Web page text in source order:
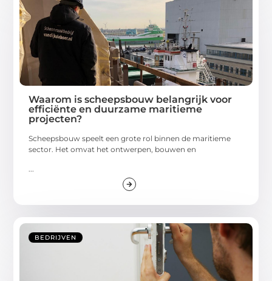
Waarom is scheepsbouw belangrijk voor
efficiënte en duurzame maritieme
projecten?
Scheepsbouw speelt een grote rol binnen de maritieme
sector. Het omvat het ontwerpen, bouwen en
...
BEDRIJVEN